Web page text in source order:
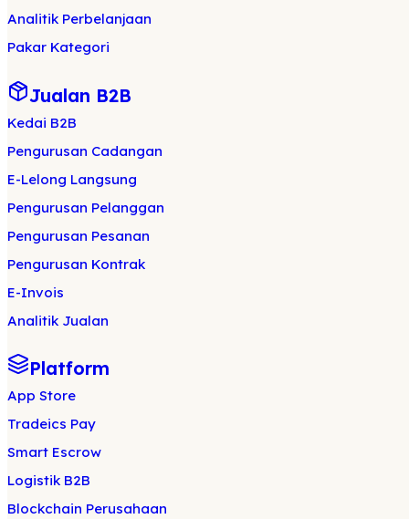
Analitik Perbelanjaan
Pakar Kategori
Jualan B2B
Kedai B2B
Pengurusan Cadangan
E-Lelong Langsung
Pengurusan Pelanggan
Pengurusan Pesanan
Pengurusan Kontrak
E-Invois
Analitik Jualan
Platform
App Store
Tradeics Pay
Smart Escrow
Logistik B2B
Blockchain Perusahaan